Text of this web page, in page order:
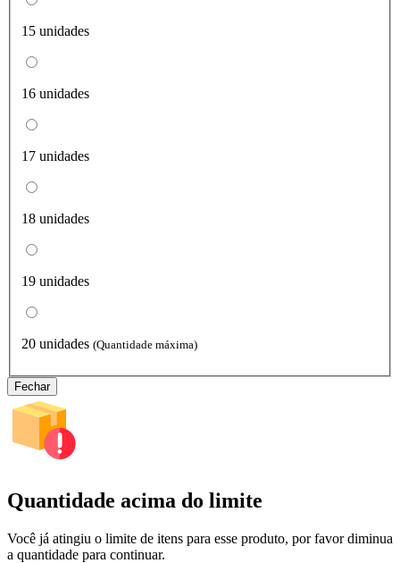
15 unidades
16 unidades
17 unidades
18 unidades
19 unidades
20 unidades (Quantidade máxima)
Fechar
Quantidade acima do limite
Você já atingiu o limite de itens para esse produto, por favor diminua
a quantidade para continuar.